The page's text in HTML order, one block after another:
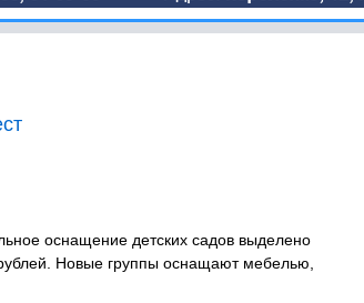
оснащение детских садов выделено
Новые группы оснащают мебелью,